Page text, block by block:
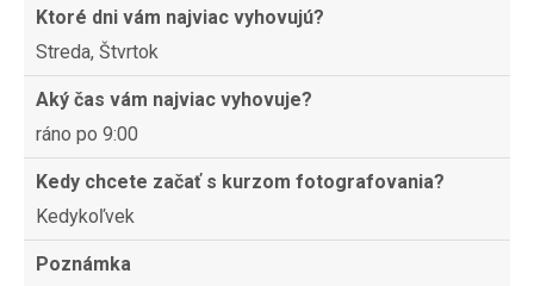
Ktoré dni vám najviac vyhovujú?
Streda, Štvrtok
Aký čas vám najviac vyhovuje?
ráno po 9:00
Kedy chcete začať s kurzom fotografovania?
Kedykoľvek
Poznámka